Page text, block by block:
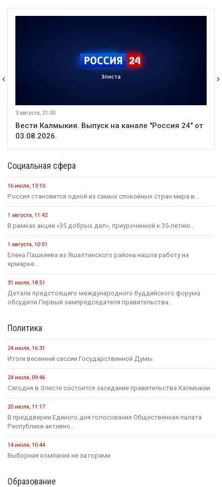
3 августа, 21:00
Вести Калмыкия. Выпуск на канале "Россия 24" от
03.08.2026.
Социальная сфера
16 июля, 13:10
Россия становится одной из самых спокойных стран мира в...
1 августа, 11:42
В рамках акции «35 добрых дел», приуроченной к 35-летию...
1 августа, 10:51
Елена Пашкеева из Яшалтинского района нашла работу на
ярмарке...
31 июля, 18:51
Детали предстоящего международного буддийского форума
обсудили Первый зампредседателя правительства...
Политика
24 июля, 16:31
Итоги весенней сессии Государственной Думы
24 июля, 09:46
Сегодня в Элисте состоится заседание правительства Калмыкии.
20 июля, 11:17
В преддверии Единого дня голосования Общественная палата
Республики активно...
14 июля, 10:44
Выборная компания не за горами.
Образование